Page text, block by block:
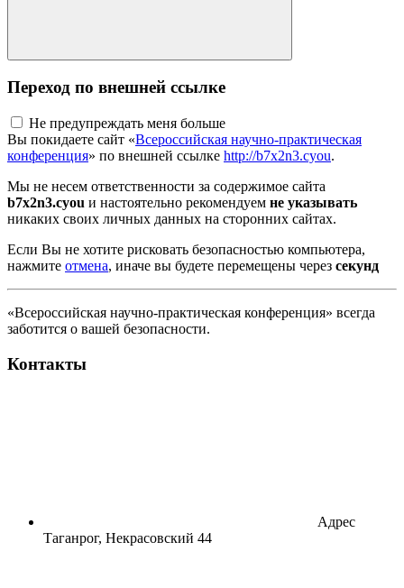
Переход по внешней ссылке
Не предупреждать меня больше
Вы покидаете сайт «Всероссийская научно-практическая
конференция» по внешней ссылке http://b7x2n3.cyou.
Мы не несем ответственности за содержимое сайта
b7x2n3.cyou и настоятельно рекомендуем не указывать
никаких своих личных данных на сторонних сайтах.
Если Вы не хотите рисковать безопасностью компьютера,
нажмите отмена, иначе вы будете перемещены через секунд
«Всероссийская научно-практическая конференция» всегда
заботится о вашей безопасности.
Контакты
Адрес
Таганрог, Некрасовский 44